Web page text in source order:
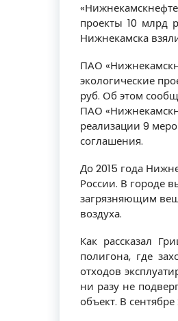
проекты 10 млрд
Нижнекамска
ПАО
экологические
руб. Об этом
ПАО
реализации 9
соглашения.
До 2015 года
России. В городе
загрязняющим
воздуха.
Как рассказал
полигона, где
отходов
ни разу не
объект. В